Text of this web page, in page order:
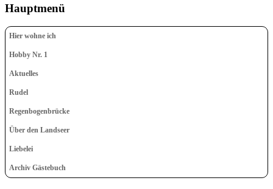
Hauptmenü
Hier wohne ich
Hobby Nr. 1
Aktuelles
Rudel
Regenbogenbrücke
Über den Landseer
Liebelei
Archiv Gästebuch